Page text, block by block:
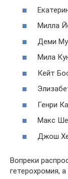
Милла
Деми
Мила
Кейт
Генри
Макс
Джош
Вопреки
гетерохромия, а